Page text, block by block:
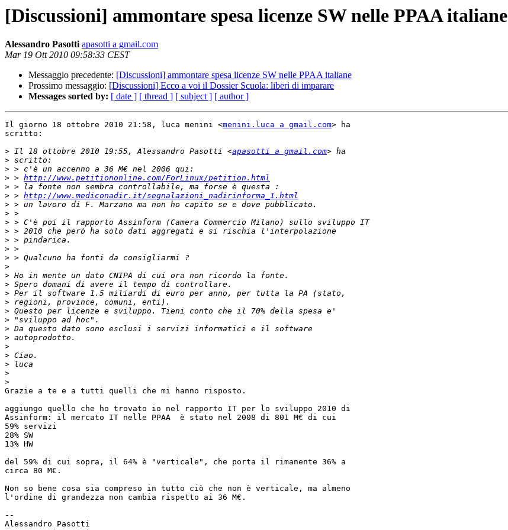
[Discussioni] ammontare spesa licenze SW nelle PPAA italiane
Alessandro Pasotti apasotti a gmail.com
Mar 19 Ott 2010 09:58:33 CEST
Messaggio precedente: [Discussioni] ammontare spesa licenze SW nelle PPAA italiane
Prossimo messaggio: [Discussioni] Ecco a voi il Dossier Scuola: liberi di imparare
Messages sorted by: [ date ] [ thread ] [ subject ] [ author ]
Il giorno 18 ottobre 2010 21:58, luca menini <menini.luca a gmail.com> ha
scritto:
> Il 18 ottobre 2010 19:55, Alessandro Pasotti <apasotti a gmail.com
>
>
> > http://www.petitiononline.com/ForLinux/petition.html
>
> > http://www.mediconadir.it/segnalazioni_nadirinforma_1.html
>
>
>
>
>
>
>
>
>
>
>
>
>
>
>
>
>
>
>
>
>
Grazie a te e a tutti quelli che mi hanno risposto.
aggiungo quello che ho trovato io nel rapporto IT per lo sviluppo 2010 di
Assinform: il mercato IT nelle PPAA  è stato nel 2008 di 801 M€ di cui
59% servizi
28% SW
13% HW
del 59% di cui sopra, il 64% è "verticale", che porta il rimanente 36% a
circa 80 M€.
Non so bene cosa sia compreso in tutto ciò che non è verticale, ma almeno
l'ordine di grandezza non cambia rispetto ai 36 M€.
--
Alessandro Pasotti